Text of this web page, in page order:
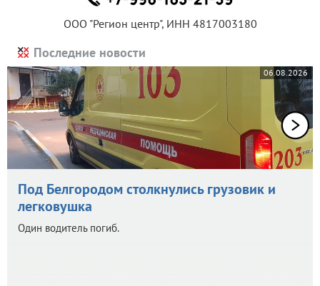
ООО "Регион центр", ИНН 4817003180
Последние новости
06.08.2026
Под Белгородом столкнулись грузовик и
легковушка
Один водитель погиб.